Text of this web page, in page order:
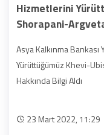
Hizmetlerini
Shorapani-
Asya Kalkınma
Yürüttüğümüz Khevi-
Hakkında Bilgi Aldı
23 Mart 2022, 11:29